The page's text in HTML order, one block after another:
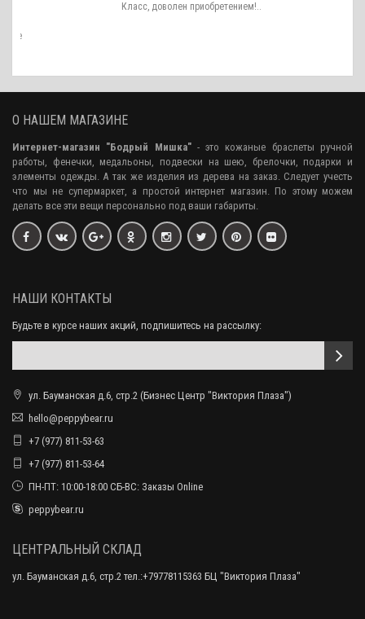
Класс, доволен приобретением!..
О НАШЕМ МАГАЗИНЕ
Интернет-магазин "Бодрый Мишка"- это кожаные браслеты ручной
работы, фенечки, медальоны, подвески на шею, брелочки, подарки и
элементы одежды. А так же изделия из дерева на заказ. Следует учесть
что мы не супермаркет, а простой интернет магазин. По этому можем
делать все эти вещи персонально под ваши габариты.
НАШИ КОНТАКТЫ
Будьте в курсе наших акций, подпишитесь на рассылку:
ул. Бауманская д.6, стр.2 (Бизнес Центр "Виктория Плаза")
hello@peppybear.ru
+7 (977) 811-53-63
+7 (977) 811-53-64
ПН-ПТ: 10:00-18:00 СБ-ВС: Заказы Online
peppybear.ru
ЦЕНТРАЛЬНЫЙ СКЛАД
ул. Бауманская д.6, стр.2 тел.:+79778115363 БЦ "Виктория Плаза"